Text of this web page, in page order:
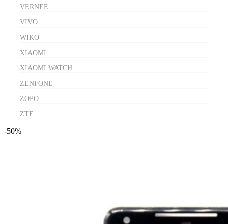
VERNEE
VIVO
WIKO
XIAOMI
XIAOMI WATCH
ZENFONE
ZOPO
ZTE
-50%